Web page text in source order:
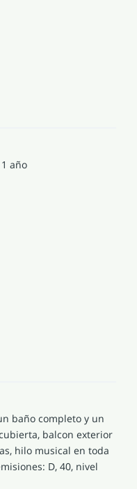
año
baño completo y un
balcon exterior
hilo musical en toda
D, 40, nivel